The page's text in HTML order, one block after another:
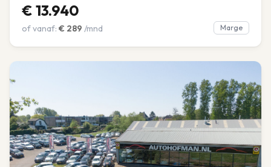
€ 13.940
of vanaf: € 289 /mnd Marge